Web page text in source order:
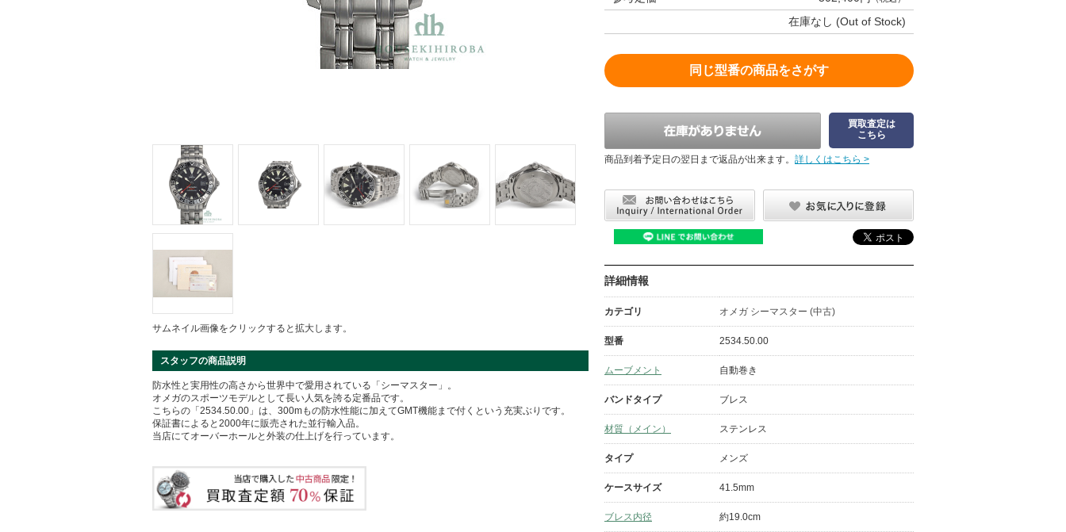
サムネイル画像をクリックすると拡大します。
スタッフの商品説明
防水性と実用性の高さから世界中で愛用されている「シーマスター」。
オメガのスポーツモデルとして長い人気を誇る定番品です。
こちらの「2534.50.00」は、300mもの防水性能に加えてGMT機能まで付くという充実ぶりです。
保証書によると2000年に販売された並行輸入品。
当店にてオーバーホールと外装の仕上げを行っています。
在庫なし (Out of Stock)
同じ型番の商品をさがす
買取査定は
こちら
商品到着予定日の翌日まで返品が出来ます。 詳しくはこちら >
詳細情報
カテゴリ オメガ シーマスター (中古)
型番 2534.50.00
ムーブメント 自動巻き
バンドタイプ ブレス
材質（メイン） ステンレス
タイプ メンズ
ケースサイズ 41.5mm
ブレス内径 約19.0cm